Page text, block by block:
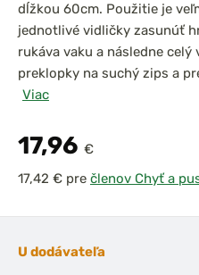
dĺžkou 60cm. Použitie je
jednotlivé vidličky zasunúť
rukáva vaku a následne
preklopky na suchý zips a
Viac
17,96 €
pre členov Chyť a
U dodávateľa